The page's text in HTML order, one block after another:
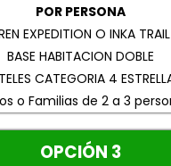
POR PERSONA
EXPEDITION O INKA TRAIL
BASE HABITACION DOBLE
CATEGORIA 4
o Familias de 2 a 3
OPCIÓN 3